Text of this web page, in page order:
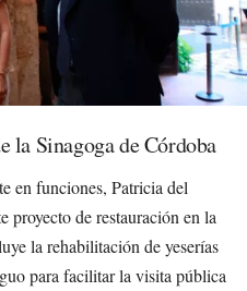
la Sinagoga de Córdoba
en funciones, Patricia del
proyecto de restauración en la
la rehabilitación de yeserías
para facilitar la visita pública